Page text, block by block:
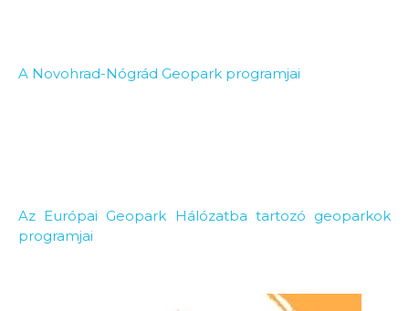
A Novohrad-Nógrád Geopark programjai
Az Európai Geopark Hálózatba tartozó geoparkok
programjai